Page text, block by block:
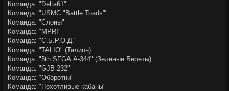
Команда: "Delta61"
Команда: "USMC "Battle Toads""
Команда: "Слоны"
Команда: "MPRI"
Команда: "С.Б.Р.О.Д."
Команда: "TALIO" (Талион)
Команда: "5th SFGА A-344" (Зеленые Береты)
Команда: "GJB 232"
Команда: "Оборотни"
Команда: "Похотливые кабаны"